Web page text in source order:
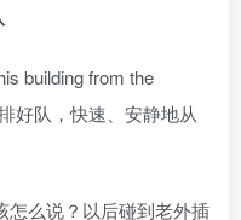
building from the
好队，快速、安静地从